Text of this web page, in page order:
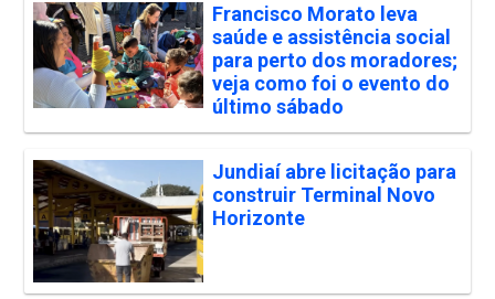
Francisco Morato leva
saúde e assistência social
para perto dos moradores;
veja como foi o evento do
último sábado
Jundiaí abre licitação para
construir Terminal Novo
Horizonte